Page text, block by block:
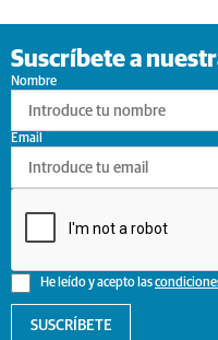
Suscríbete a
Nombre
He leído y acepto las
Email
SUSCRÍBETE